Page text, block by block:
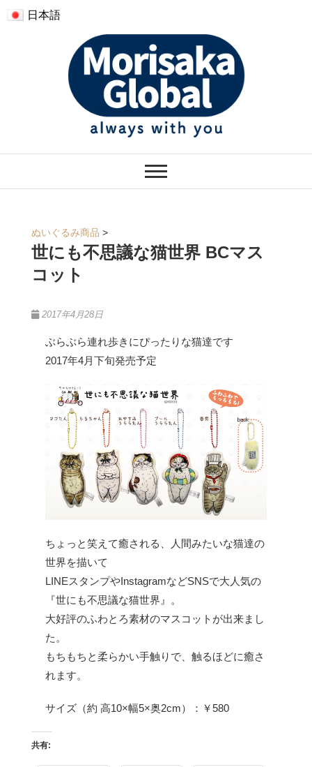
日本語
モリサカグローバル
ぬいぐるみ商品 >
世にも不思議な猫世界 BCマス
コット
2017年4月28日
ぶらぶら連れ歩きにぴったりな猫達です
2017年4月下旬発売予定
ちょっと笑えて癒される、人間みたいな猫達の
世界を描いて
LINEスタンプやInstagramなどSNSで大人気の
『世にも不思議な猫世界』。
大好評のふわとろ素材のマスコットが出来まし
た。
もちもちと柔らかい手触りで、触るほどに癒さ
れます。
サイズ（約 高10×幅5×奥2cm）：￥580
共有: